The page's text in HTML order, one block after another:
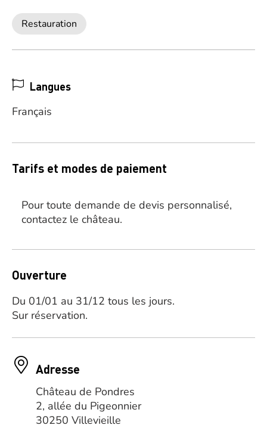
Restauration
Langues
Français
Tarifs et modes de paiement
Pour toute demande de devis personnalisé,
contactez le château.
Ouverture
Du 01/01 au 31/12 tous les jours.
Sur réservation.
Adresse
Château de Pondres
2, allée du Pigeonnier
30250 Villevieille